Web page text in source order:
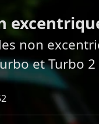
non
et Turbo 2